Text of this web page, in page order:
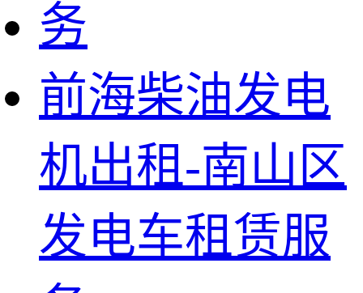
前海柴油发电
机出租-南山区
发电车租赁服